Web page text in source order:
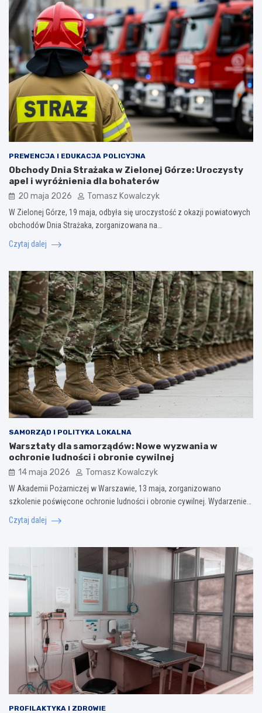
PREWENCJA I EDUKACJA POLICYJNA
Obchody Dnia Strażaka w Zielonej Górze: Uroczysty
apel i wyróżnienia dla bohaterów
20 maja 2026 Tomasz Kowalczyk
W Zielonej Górze, 19 maja, odbyła się uroczystość z okazji powiatowych
obchodów Dnia Strażaka, zorganizowana na…
Czytaj dalej
SAMORZĄD I POLITYKA LOKALNA
Warsztaty dla samorządów: Nowe wyzwania w
ochronie ludności i obronie cywilnej
14 maja 2026 Tomasz Kowalczyk
W Akademii Pożarniczej w Warszawie, 13 maja, zorganizowano
szkolenie poświęcone ochronie ludności i obronie cywilnej. Wydarzenie…
Czytaj dalej
PROFILAKTYKA I ZDROWIE